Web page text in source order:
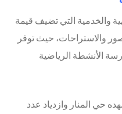
والخدمية التي تضيف قيمة
والاستراحات، حيث توفر
الأنشطة الرياضية
حي المنار وازدياد عدد